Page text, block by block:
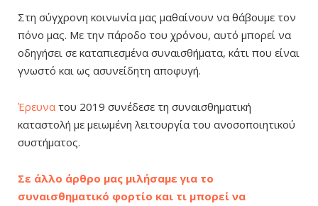
Στη σύγχρονη κοινωνία μας μαθαίνουν να θάβουμε τον
πόνο μας. Με την πάροδο του χρόνου, αυτό μπορεί να
οδηγήσει σε καταπιεσμένα συναισθήματα, κάτι που είναι
γνωστό και ως ασυνείδητη αποφυγή.
Έρευνα του 2019 συνέδεσε τη συναισθηματική
καταστολή με μειωμένη λειτουργία του ανοσοποιητικού
συστήματος.
Σε άλλο άρθρο μας μιλήσαμε για το
συναισθηματικό φορτίο και τι μπορεί να